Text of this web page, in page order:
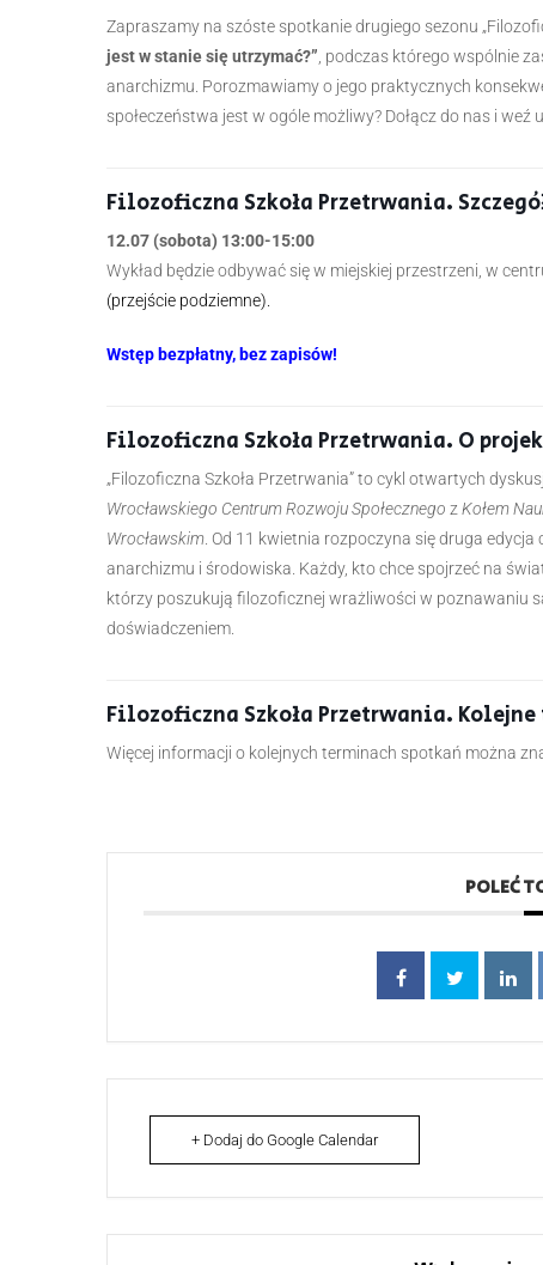
Zapraszamy na szóste spotkanie drugiego sezonu
jest w stanie się utrzymać?” , podczas którego wspólnie
anarchizmu. Porozmawiamy o jego praktycznych
społeczeństwa jest w ogóle możliwy? Dołącz do nas i weź
Filozoficzna Szkoła Przetrwania.
12.07 (sobota) 13:00-15:00
Wykład będzie odbywać się w miejskiej przestrzeni, w
(przejście podziemne).
Wstęp bezpłatny, bez zapisów!
Filozoficzna Szkoła Przetrwania. O
„Filozoficzna Szkoła Przetrwania” to cykl otwartych
Wrocławskiego Centrum Rozwoju Społecznego z Kołem
Wrocławskim . Od 11 kwietnia rozpoczyna się druga
anarchizmu i środowiska. Każdy, kto chce spojrzeć na
którzy poszukują filozoficznej wrażliwości w poznawaniu
doświadczeniem.
Filozoficzna Szkoła Przetrwania. Kolejne
Więcej informacji o kolejnych terminach spotkań można
POLEĆ
+ Dodaj do Google Calendar